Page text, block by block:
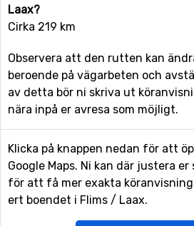
Laax?
Cirka 219 km
Observera att den rutten kan
beroende på vägarbeten och
av detta bör ni skriva ut
nära inpå er avresa som möjligt.
Klicka på knappen nedan för att
Google Maps. Ni kan där justera
för att få mer exakta
ert boendet i Flims / Laax.